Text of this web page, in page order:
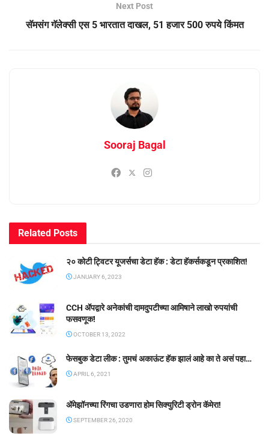
Next Post
सॅमसंग गॅलेक्सी एस 5 भारतात दाखल, 51 हजार 500 रुपये किंमत
Sooraj Bagal
Related Posts
२० कोटी ट्विटर यूजर्सचा डेटा हॅक : डेटा हॅकर्सकडून प्रकाशित!
JANUARY 6, 2023
CCH ॲपद्वारे अनेकांची दामदुपटीच्या आमिषाने लाखो रुपयांची
फसवणूक!
OCTOBER 13, 2022
फेसबुक डेटा लीक : तुमचं अकाऊंट हॅक झालं आहे का ते असं पहा…
APRIL 6, 2021
ॲमेझॉनच्या रिंगचा उडणारा होम सिक्युरिटी ड्रोन कॅमेरा!
SEPTEMBER 26, 2020